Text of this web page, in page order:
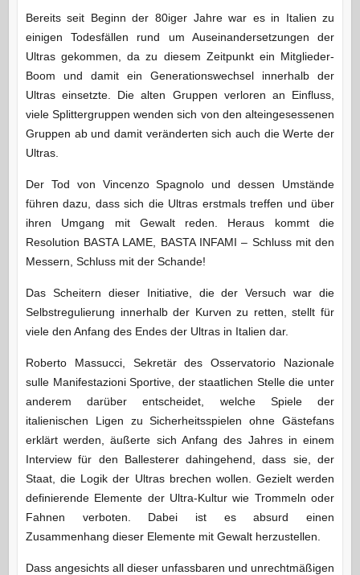
Bereits seit Beginn der 80iger Jahre war es in Italien zu
einigen Todesfällen rund um Auseinandersetzungen der
Ultras gekommen, da zu diesem Zeitpunkt ein Mitglieder-
Boom und damit ein Generationswechsel innerhalb der
Ultras einsetzte. Die alten Gruppen verloren an Einfluss,
viele Splittergruppen wenden sich von den alteingesessenen
Gruppen ab und damit veränderten sich auch die Werte der
Ultras.
Der Tod von Vincenzo Spagnolo und dessen Umstände
führen dazu, dass sich die Ultras erstmals treffen und über
ihren Umgang mit Gewalt reden. Heraus kommt die
Resolution BASTA LAME, BASTA INFAMI – Schluss mit den
Messern, Schluss mit der Schande!
Das Scheitern dieser Initiative, die der Versuch war die
Selbstregulierung innerhalb der Kurven zu retten, stellt für
viele den Anfang des Endes der Ultras in Italien dar.
Roberto Massucci, Sekretär des Osservatorio Nazionale
sulle Manifestazioni Sportive, der staatlichen Stelle die unter
anderem darüber entscheidet, welche Spiele der
italienischen Ligen zu Sicherheitsspielen ohne Gästefans
erklärt werden, äußerte sich Anfang des Jahres in einem
Interview für den Ballesterer dahingehend, dass sie, der
Staat, die Logik der Ultras brechen wollen. Gezielt werden
definierende Elemente der Ultra-Kultur wie Trommeln oder
Fahnen verboten. Dabei ist es absurd einen
Zusammenhang dieser Elemente mit Gewalt herzustellen.
Dass angesichts all dieser unfassbaren und unrechtmäßigen